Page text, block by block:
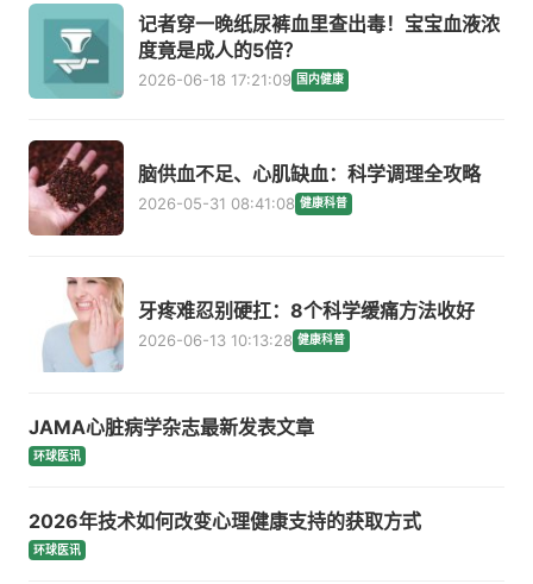
记者穿一晚纸尿裤血里查出毒！宝宝血液浓
度竟是成人的5倍？
2026-06-18 17:21:09 国内健康
脑供血不足、心肌缺血：科学调理全攻略
2026-05-31 08:41:08 健康科普
牙疼难忍别硬扛：8个科学缓痛方法收好
2026-06-13 10:13:28 健康科普
JAMA心脏病学杂志最新发表文章
环球医讯
2026年技术如何改变心理健康支持的获取方式
环球医讯